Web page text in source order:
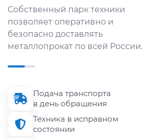
Собственный парк техники
позволяет оперативно и
безопасно доставлять
металлопрокат по всей России.
Подача транспорта
в день обращения
Техника в исправном
состоянии
Оперативная доставка
небольших партий
металлопроката по городу и
области.
Грузоподъёмность
до 1.5 т